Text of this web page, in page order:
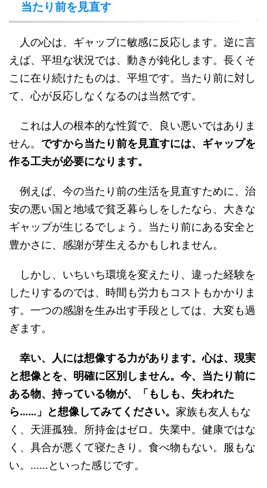
当たり前を見直す
人の心は、ギャップに敏感に反応します。逆に言
えば、平坦な状況では、動きが鈍化します。長くそ
こに在り続けたものは、平坦です。当たり前に対し
て、心が反応しなくなるのは当然です。
これは人の根本的な性質で、良い悪いではありま
せん。 ですから当たり前を見直すには、ギャップを
作る工夫が必要になります。
例えば、今の当たり前の生活を見直すために、治
安の悪い国と地域で貧乏暮らしをしたなら、大きな
ギャップが生じるでしょう。当たり前にある安全と
豊かさに、感謝が芽生えるかもしれません。
しかし、いちいち環境を変えたり、違った経験を
したりするのでは、時間も労力もコストもかかりま
す。一つの感謝を生み出す手段としては、大変も過
ぎます。
幸い、人には想像する力があります。心は、現実
と想像とを、明確に区別しません。今、当たり前に
ある物、持っている物が、「もしも、失われた
ら……」と想像してみてください。 家族も友人もな
く、天涯孤独。所持金はゼロ。失業中。健康ではな
く、具合が悪くて寝たきり。食べ物もない。服もな
い。……といった感じです。